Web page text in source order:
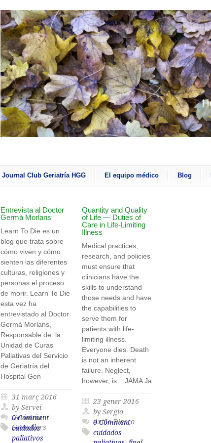
Journal Club Geriatría HGG El equipo médico Blog
Entrevista al Doctor
Germà Morlans
Learn To Die es un
blog que trata sobre
cómo viven y cómo
sienten las diferentes
culturas, religiones y
personas el proceso
de morir. Learn To Die
esta vez ha
entrevistado al Doctor
Germà Morlans,
Responsable de la
Unidad de Curas
Paliativas del Servicio
de Geriatría del
Hospital Gen
31 març 2016
by Servei
Geriatria
Granollers
0 Comment
cuidados
paliativos
Quantity and Quality
of Life — Duties of
Care in Life-Limiting
Illness
Medical practices,
research, and policies
must ensure that
clinicians have the
skills to understand
those needs and have
the capabilities to
serve them for
patients with life-
limiting illness.
Everyone dies. Death
is not an inherent
failure. Neglect,
however, is. JAMA Ja
23 gener 2016
by Sergio
Ariño-Blasco
0 Comment
cuidados